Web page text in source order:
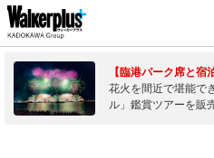
【臨港パーク席と宿
花火を間近で堪能で
ル」鑑賞ツアーを販